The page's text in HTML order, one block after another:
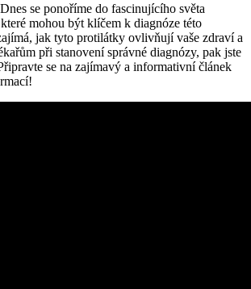
⁤se ponoříme ‌do fascinujícího světa‌
mohou být klíčem​ k diagnóze této
jak tyto⁢ protilátky‌ ovlivňují vaše zdraví⁣ a
při stanovení správné diagnózy, pak ‍jste⁤
⁤se‌ na zajímavý a informativní ​článek